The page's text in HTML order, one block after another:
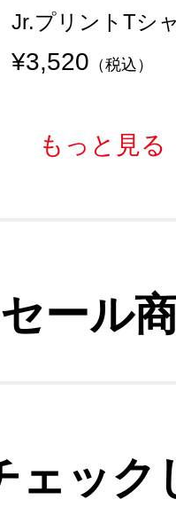
Jr.プリントTシ
¥3,520 （税込）
もっと見る
セール
ェック